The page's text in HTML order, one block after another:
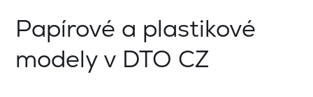
Papírové a plastikové
modely v DTO CZ